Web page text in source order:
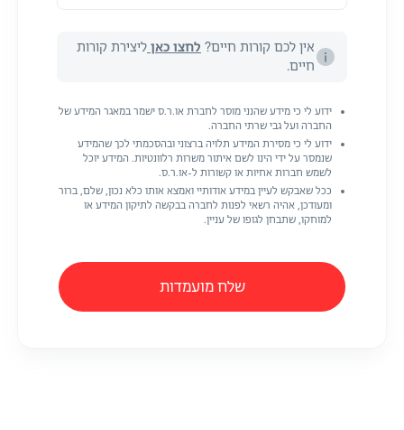
אין לכם קורות חיים? לחצו כאן ליצירת קורות
חיים.
ידוע לי כי מידע שהנני מוסר לחברת או.ר.ס ישמר במאגר המידע של
החברה ועל גבי שרתי החברה.
ידוע לי כי מסירת המידע תלויה ברצוני ובהסכמתי לכך שהמידע
שנמסר על ידי הינו לשם איתור משרות רלוונטיות. המידע יוכל
לשמש חברות אחיות או קשורות ל-או.ר.ס.
ככל שאבקש לעיין במידע אודותיי ואמצא אותו כלא נכון, שלם, ברור
ומעודכן, אהיה רשאי לפנות לחברה בבקשה לתיקון המידע או
למוחקו, שתבחן לגופו של עניין.
שלח מועמדות